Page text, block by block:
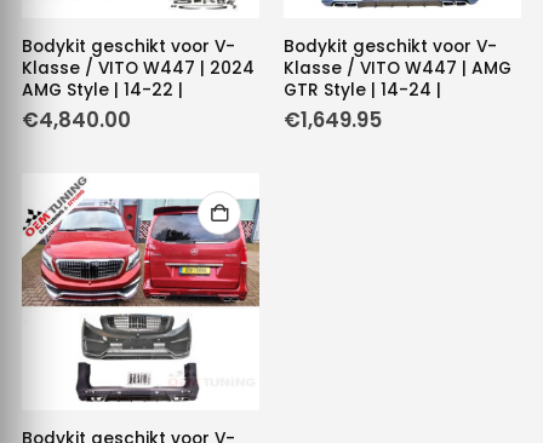
Bodykit geschikt voor V-
Klasse / VITO W447 | 2024
AMG Style | 14-22 |
€4,840.00
Bodykit geschikt voor V-
Klasse / VITO W447 | AMG
GTR Style | 14-24 |
€1,649.95
Bodykit geschikt voor V-